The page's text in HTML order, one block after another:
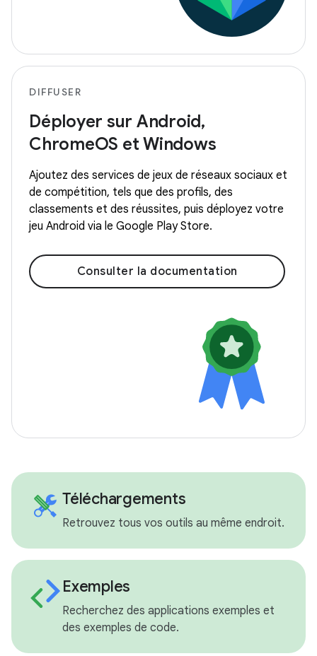
DIFFUSER
Déployer sur Android,
ChromeOS et Windows
Ajoutez des services de jeux de réseaux sociaux et
de compétition, tels que des profils, des
classements et des réussites, puis déployez votre
jeu Android via le Google Play Store.
Consulter la documentation
Téléchargements
Retrouvez tous vos outils au même endroit.
Exemples
Recherchez des applications exemples et
des exemples de code.